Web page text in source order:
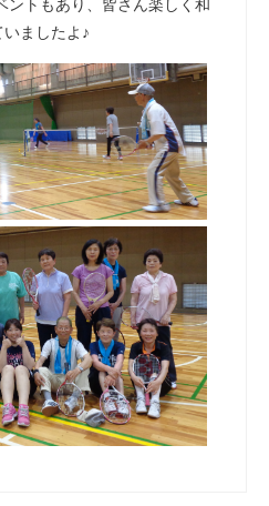
ントもあり、皆さん楽しく和
ましたよ♪